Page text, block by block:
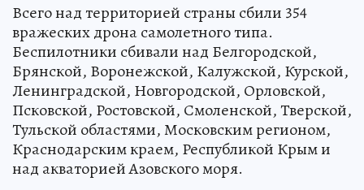
Всего над территорией страны сбили 354
вражеских дрона самолетного типа.
Беспилотники сбивали над Белгородской,
Брянской, Воронежской, Калужской, Курской,
Ленинградской, Новгородской, Орловской,
Псковской, Ростовской, Смоленской, Тверской,
Тульской областями, Московским регионом,
Краснодарским краем, Республикой Крым и
над акваторией Азовского моря.